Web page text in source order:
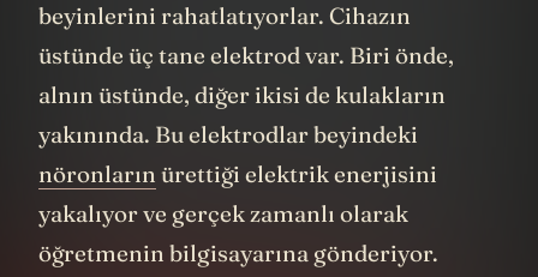
beyinlerini rahatlatıyorlar. Cihazın
üstünde üç tane elektrod var. Biri önde,
alnın üstünde, diğer ikisi de kulakların
yakınında. Bu elektrodlar beyindeki
nöronların ürettiği elektrik enerjisini
yakalıyor ve gerçek zamanlı olarak
öğretmenin bilgisayarına gönderiyor.